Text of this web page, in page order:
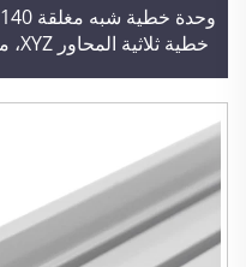
خطية ثلاثية المحاور XYZ، منزلقة عالية الدقة، عالية السرعة